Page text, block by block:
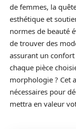
de femmes, la
esthétique et
normes de beauté
de trouver des
assurant un confort
chaque pièce
morphologie ? Cet
nécessaires pour
mettra en valeur